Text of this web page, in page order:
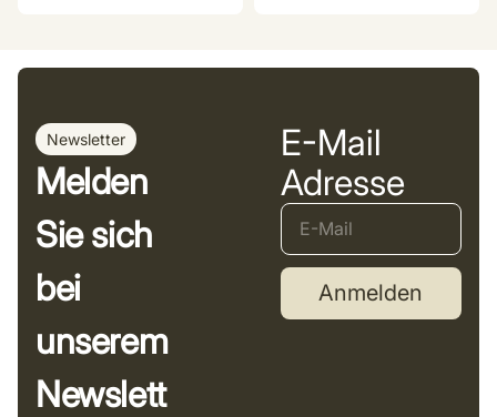
Newsletter
Melden
Sie sich
bei
unserem
Newslett
E-Mail
Adresse
Anmelden